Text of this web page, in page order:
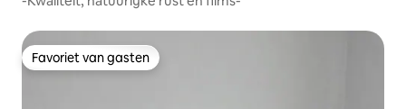
Favoriet van gasten
Favoriet van gasten